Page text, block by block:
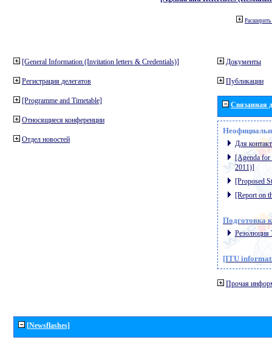
Расширить
[General Information (Invitation letters & Credentials)]
Регистрация делегатов
[Programme and Timetable]
Относящиеся конференции
Отдел новостей
Документы
Публикации
Связанная
Для
[Agenda for
2011)]
[Proposed
[Report on
Подготовка
Резолюция
[ITU
Прочая
[Newsflashes]